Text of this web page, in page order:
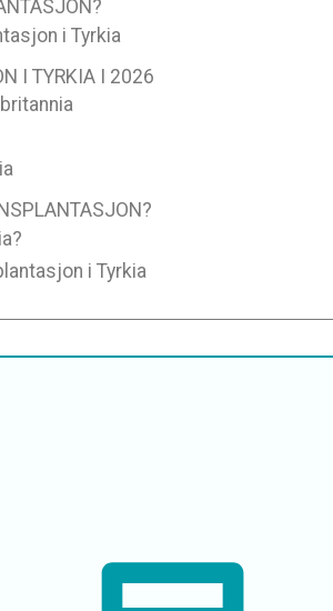
i Tyrkia
I TYRKIA I 2026
i Tyrkia